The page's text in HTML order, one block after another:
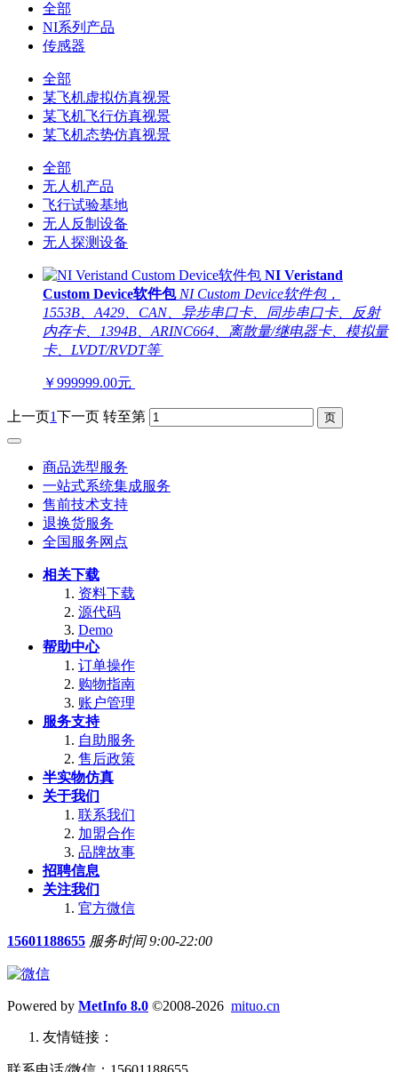
全部
NI系列产品
传感器
全部
某飞机虚拟仿真视景
某飞机飞行仿真视景
某飞机态势仿真视景
全部
无人机产品
飞行试验基地
无人反制设备
无人探测设备
NI Veristand
Custom Device软件包 NI Custom Device软件包，
1553B、A429、CAN、异步串口卡、同步串口卡、反射
内存卡、1394B、ARINC664、离散量/继电器卡、模拟量
卡、LVDT/RVDT等
￥999999.00元
上一页1下一页 转至第
商品选型服务
一站式系统集成服务
售前技术支持
退换货服务
全国服务网点
相关下载
资料下载
源代码
Demo
帮助中心
订单操作
购物指南
账户管理
服务支持
自助服务
售后政策
半实物仿真
关于我们
联系我们
加盟合作
品牌故事
招聘信息
关注我们
官方微信
15601188655 服务时间 9:00-22:00
Powered by MetInfo 8.0 ©2008-2026 mituo.cn
友情链接：